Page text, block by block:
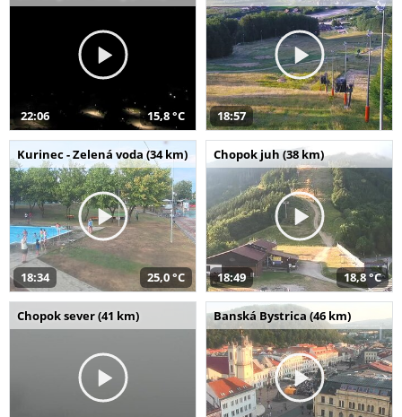
22:06 15,8 °C 18:57
Kurinec - Zelená voda (34 km)
18:34 25,0 °C
Chopok juh (38 km)
18:49 18,8 °C
Chopok sever (41 km) Banská Bystrica (46 km)